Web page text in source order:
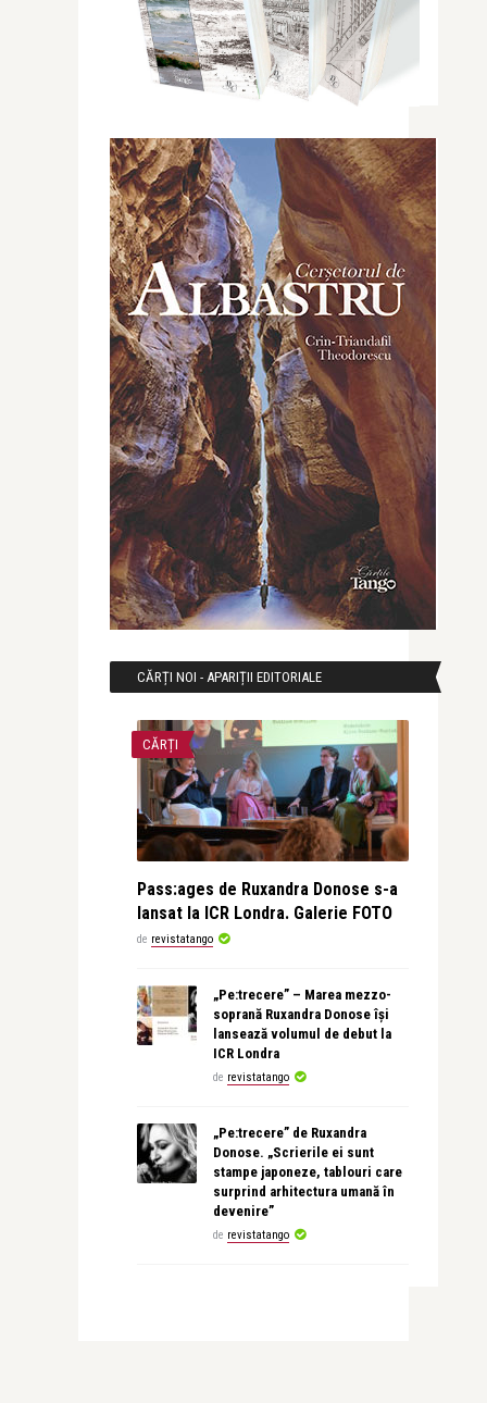
CĂRȚI NOI - APARIȚII EDITORIALE
CĂRȚI
Pass:ages de Ruxandra Donose s-a
lansat la ICR Londra. Galerie FOTO
de revistatango
„Pe:trecere” – Marea mezzo-
soprană Ruxandra Donose își
lansează volumul de debut la
ICR Londra
de revistatango
„Pe:trecere” de Ruxandra
Donose. „Scrierile ei sunt
stampe japoneze, tablouri care
surprind arhitectura umană în
devenire”
de revistatango